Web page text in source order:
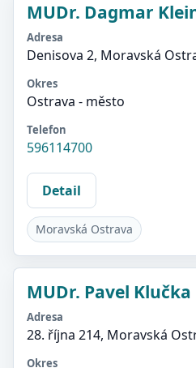
MUDr. Dagmar
Adresa
Denisova 2, Moravská
Okres
Ostrava - město
Telefon
596114700
Detail
Moravská Ostrava
MUDr. Pavel Klučka
Adresa
28. října 214, Moravská
Okres